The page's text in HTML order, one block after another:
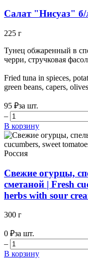
Салат "Нисуаз" б/
225 г
Тунец обжаренный в
черри, стручковая
Fried tuna in spieces,
green beans, capers, olives
95 ₽за шт.
–
В корзину
Россия
Свежие огурцы,
сметаной | Fresh
herbs with sour
300 г
0 ₽за шт.
–
В корзину